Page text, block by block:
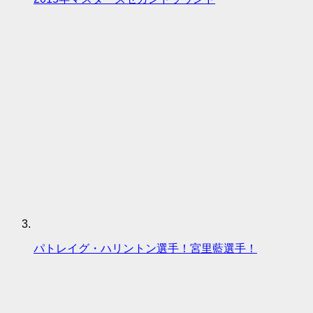
パトレイグ・ハリントン選手！宮里藍選手！